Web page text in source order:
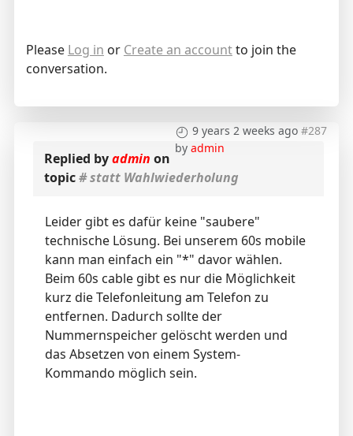
Please Log in or Create an accountto join the
conversation.
9 years 2 weeks ago #287
byadmin
Replied byadmin on
topic# statt Wahlwiederholung
Leider gibt es dafür keine "saubere"
technische Lösung. Bei unserem 60s mobile
kann man einfach ein "*" davor wählen.
Beim 60s cable gibt es nur die Möglichkeit
kurz die Telefonleitung am Telefon zu
entfernen. Dadurch sollte der
Nummernspeicher gelöscht werden und
das Absetzen von einem System-
Kommando möglich sein.